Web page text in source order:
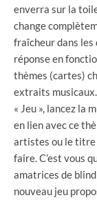
enverra sur la
change
fraîcheur dans les
réponse en
thèmes (cartes)
extraits musicaux.
« Jeu », lancez la
en lien avec ce
artistes ou le titre
faire. C’est vous
amatrices de
nouveau jeu